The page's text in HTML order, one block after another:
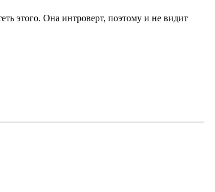
этого. Она интроверт, поэтому и не видит